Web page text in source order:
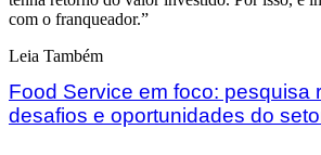
com o franqueador.”
Leia Também
Food Service em foco: pesquisa
desafios e oportunidades do